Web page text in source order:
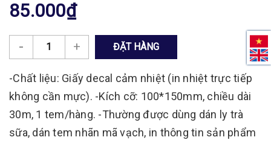
85.000₫
- + ĐẶT HÀNG
-Chất liệu: Giấy decal cảm nhiệt (in nhiệt trực tiếp
không cần mực). -Kích cỡ: 100*150mm, chiều dài
30m, 1 tem/hàng. -Thường được dùng dán ly trà
sữa, dán tem nhãn mã vạch, in thông tin sản phẩm